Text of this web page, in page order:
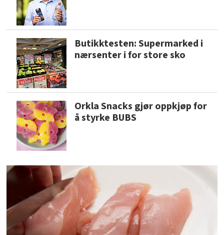
Butikktesten: Supermarked i
nærsenter i for store sko
Orkla Snacks gjør oppkjøp for
å styrke BUBS